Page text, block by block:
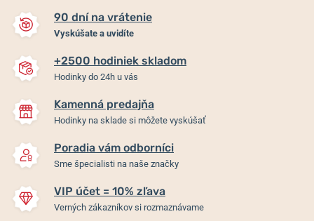
-15%
Mido Baroncelli Signature
Lady Colours
Skladom
1 075,25 €
90 dní na vrátenie
Vyskúšate a uvidíte
+2500 hodiniek skladom
Hodinky do 24h u vás
Kamenná predajňa
Hodinky na sklade si môžete vyskúšať
Poradia vám odborníci
Sme špecialisti na naše značky
VIP účet = 10% zľava
Verných zákazníkov si rozmaznávame